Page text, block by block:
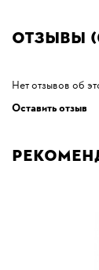
Отзывы
Нет отзывов об
Оставить отзыв